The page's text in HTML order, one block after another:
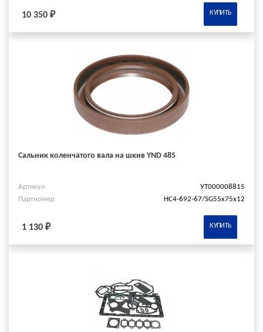
10 350 ₽ КУПИТЬ
Сальник коленчатого вала на шкив YND 485
Артикул
УТ000008815
Партномер
HC4-692-67/SG55x75x12
1 130 ₽ КУПИТЬ